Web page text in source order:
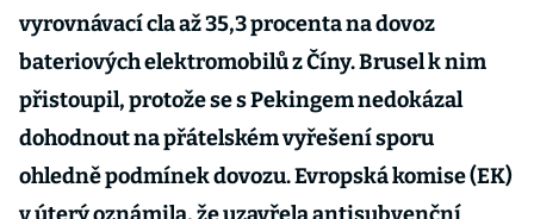
vyrovnávací cla až 35,3 procenta na dovoz
bateriových elektromobilů z Číny. Brusel k nim
přistoupil, protože se s Pekingem nedokázal
dohodnout na přátelském vyřešení sporu
ohledně podmínek dovozu. Evropská komise (EK)